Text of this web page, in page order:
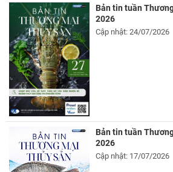
Bản tin tuần
2026
Cập nhật: 24/07/2026
Bản tin tuần
2026
Cập nhật: 17/07/2026